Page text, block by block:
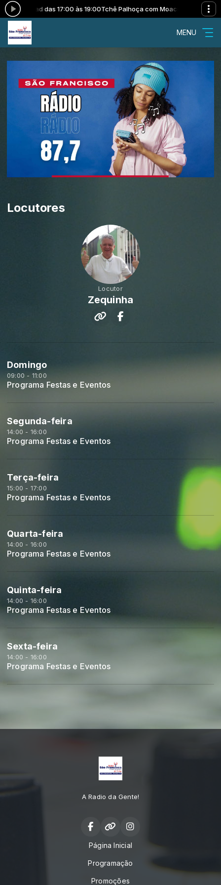
Conrad das 17:00 às 19:00Tchê Palhoça com Moacir Conrad das
MENU
Locutores
Locutor
Zequinha
Domingo
09:00 - 11:00
Programa Festas e Eventos
Segunda-feira
14:00 - 16:00
Programa Festas e Eventos
Terça-feira
15:00 - 17:00
Programa Festas e Eventos
Quarta-feira
14:00 - 16:00
Programa Festas e Eventos
Quinta-feira
14:00 - 16:00
Programa Festas e Eventos
Sexta-feira
14:00 - 16:00
Programa Festas e Eventos
A Radio da Gente!
Página Inicial
Programação
Promoções